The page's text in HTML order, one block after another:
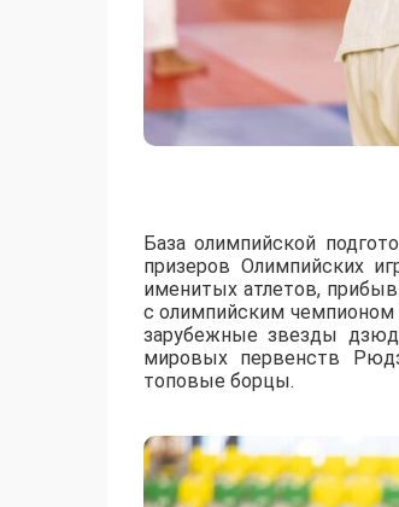
База олимпийской
призеров Олимпийских
именитых атлетов,
с олимпийским
зарубежные звезды
мировых первенств
топовые борцы.